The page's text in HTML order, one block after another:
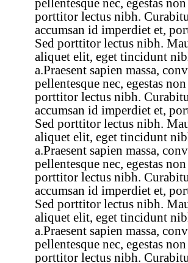
porttitor lectus nibh.
accumsan id imperdiet et,
Sed porttitor lectus nibh.
aliquet elit, eget tincidunt
a.Praesent sapien massa,
pellentesque nec, egestas
porttitor lectus nibh.
accumsan id imperdiet et,
Sed porttitor lectus nibh.
aliquet elit, eget tincidunt
a.Praesent sapien massa,
pellentesque nec, egestas
porttitor lectus nibh.
accumsan id imperdiet et,
Sed porttitor lectus nibh.
aliquet elit, eget tincidunt
a.Praesent sapien massa,
pellentesque nec, egestas
porttitor lectus nibh.